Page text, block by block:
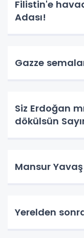
Filistin'e
Adası!
Gazze
Siz Erdoğan
dökülsün
Mansur
Yerelden